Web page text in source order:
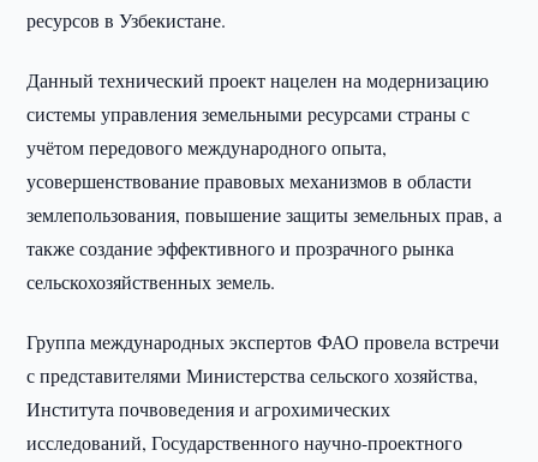
ресурсов в Узбекистане.
Данный технический проект нацелен на модернизацию
системы управления земельными ресурсами страны с
учётом передового международного опыта,
усовершенствование правовых механизмов в области
землепользования, повышение защиты земельных прав, а
также создание эффективного и прозрачного рынка
сельскохозяйственных земель.
Группа международных экспертов ФАО провела встречи
с представителями Министерства сельского хозяйства,
Института почвоведения и агрохимических
исследований, Государственного научно-проектного